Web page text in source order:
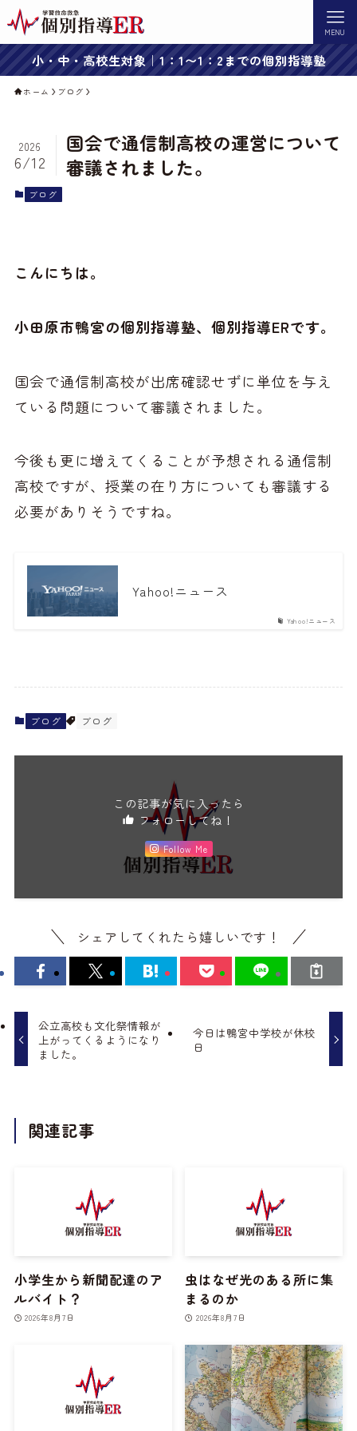
MENU
小・中・高校生対象｜1：1〜1：2までの個別指導塾
ホーム ブログ
国会で通信制高校の運営について
審議されました。
2026
6/12
ブログ
こんにちは。
小田原市鴨宮の個別指導塾、個別指導ERです。
国会で通信制高校が出席確認せずに単位を与え
ている問題について審議されました。
今後も更に増えてくることが予想される通信制
高校ですが、授業の在り方についても審議する
必要がありそうですね。
Yahoo!ニュース
Yahoo!ニュース
ブログ ブログ
この記事が気に入ったら
フォローしてね！
Follow Me
シェアしてくれたら嬉しいです！
公立高校も文化祭情報が
上がってくるようになり
ました。
今日は鴨宮中学校が休校
日
関連記事
小学生から新聞配達のア
ルバイト？
2026年8月7日
虫はなぜ光のある所に集
まるのか
2026年8月7日